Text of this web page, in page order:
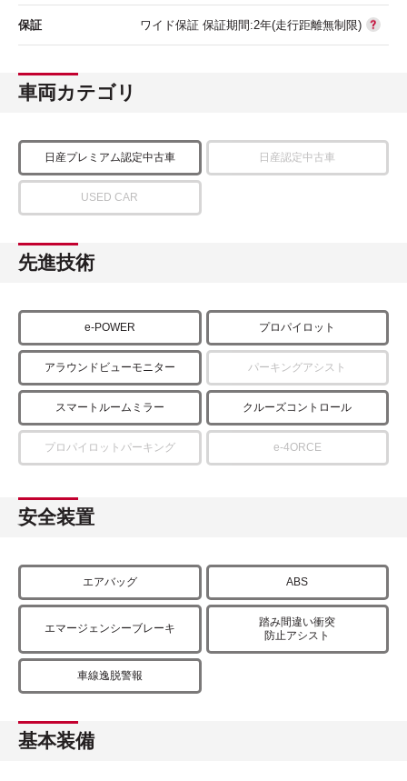
保証 ワイド保証 保証期間:2年(走行距離無制限)
車両カテゴリ
日産プレミアム認定中古車 日産認定中古車
USED CAR
先進技術
e-POWER プロパイロット
アラウンドビューモニター パーキングアシスト
スマートルームミラー クルーズコントロール
プロパイロットパーキング e-4ORCE
安全装置
エアバッグ ABS
エマージェンシーブレーキ
踏み間違い衝突
防止アシスト
車線逸脱警報
基本装備